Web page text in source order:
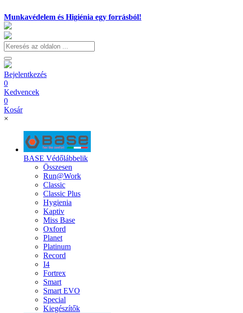
Munkavédelem és Higiénia egy forrásból!
Bejelentkezés
0
Kedvencek
0
Kosár
×
BASE Védőlábbelik
Összesen
Run@Work
Classic
Classic Plus
Hygienia
Kaptiv
Miss Base
Oxford
Planet
Platinum
Record
I4
Fortrex
Smart
Smart EVO
Special
Kiegészítők